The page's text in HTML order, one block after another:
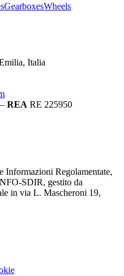
GearboxesWheels
Italia
REA RE 225950
Informazioni Regolamentate,
SDIR, gestito da
in via L. Mascheroni 19,